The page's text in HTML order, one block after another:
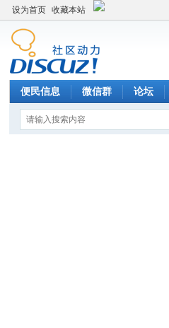
设为首页 收藏本站
便民信息 微信群 论坛